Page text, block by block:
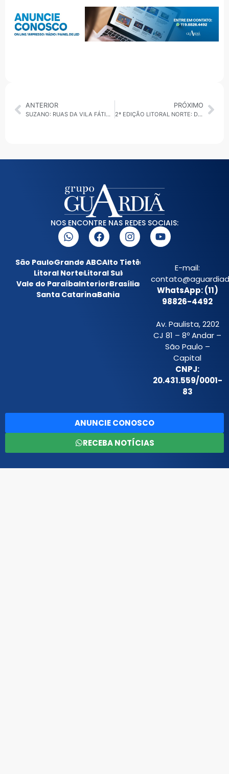
ANTERIOR
SUZANO: RUAS DA VILA FÁTIMA PASSAM POR OBRAS DE REQUALIFICAÇÃO
PRÓXIMO
2ª EDIÇÃO LITORAL NORTE: DESTAQUES LOCAIS E SERVIÇOS
NOS ENCONTRE NAS REDES SOCIAIS:
São PauloGrande ABCAlto Tietê
Litoral NorteLitoral Sul
Vale do ParaíbaInteriorBrasília
Santa CatarinaBahia
E-mail:
WhatsApp: (11)
98826-4492
Av. Paulista, 2202
CJ 81 – 8º Andar –
São Paulo –
Capital
CNPJ:
20.431.559/0001-
83
ANUNCIE CONOSCO
RECEBA NOTÍCIAS